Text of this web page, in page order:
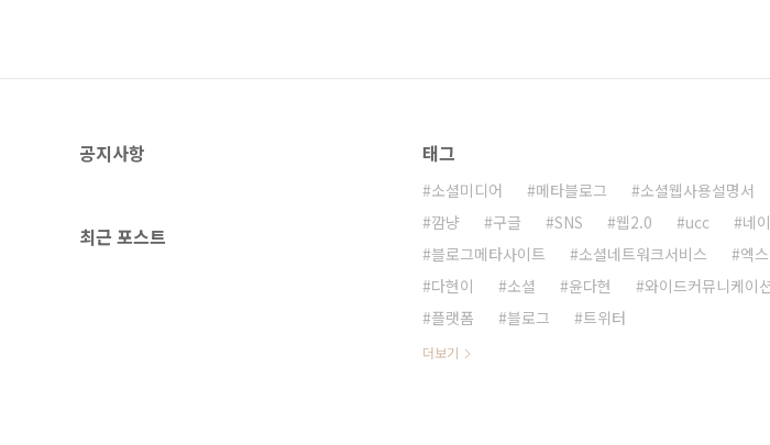
공지사항
최근 포스트
태그
소셜미디어 메타블로그 소셜웹사용설명서
깜냥
구글 SNS 웹2.0 ucc 네
블로그메타사이트
소셜네트워크서비스 엑
다현이
소셜 윤다현 와이드커뮤니케이
플랫폼
블로그 트위터
더보기